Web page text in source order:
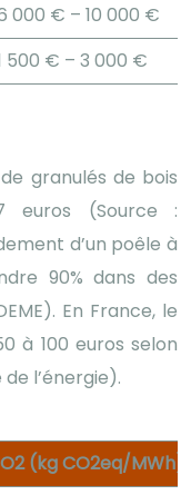
000 € – 10 000 €
500 € – 3 000 €
granulés de bois
euros (Source :
d’un poêle à
90% dans des
En France, le
à 100 euros selon
l’énergie).
(kg CO2eq/MWh)